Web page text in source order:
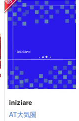
愛し君へ
換毛期
サンプル
作品詳細
iniziare
AT大気圏